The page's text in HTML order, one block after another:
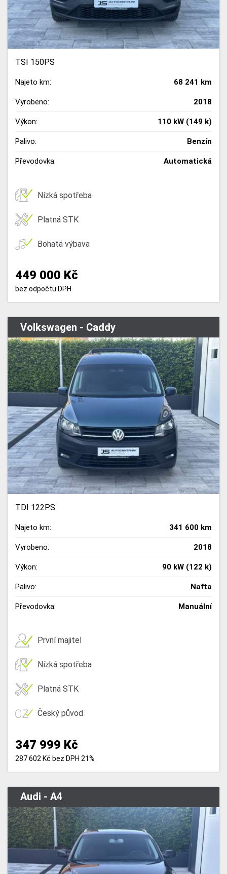
TSI 150PS
Najeto km: 68 241 km
Vyrobeno: 2018
Výkon: 110 kW (149 k)
Palivo: Benzín
Převodovka: Automatická
Nízká spotřeba
Platná STK
Bohatá výbava
449 000 Kč
bez odpočtu DPH
Volkswagen - Caddy
TDI 122PS
Najeto km: 341 600 km
Vyrobeno: 2018
Výkon: 90 kW (122 k)
Palivo: Nafta
Převodovka: Manuální
První majitel
Nízká spotřeba
Platná STK
Český původ
347 999 Kč
287 602 Kč bez DPH 21%
Audi - A4